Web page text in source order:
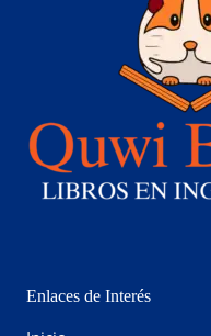
Enlaces de Interés